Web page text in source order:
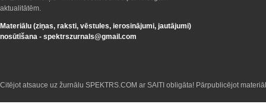
aktualitātēm.
Materiālu (ziņas, raksti, vēstules, ierosinājumi, jautājumi)
nosūtīšana - spektrszurnals@gmail.com
Citējot atsauce uz žurnālu SPEKTRS.COM ar SAITI obligāta! Pārpublicējot